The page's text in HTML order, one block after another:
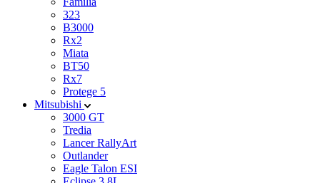
323
B3000
Rx2
Miata
BT50
Rx7
Protege 5
Mitsubishi
3000 GT
Tredia
Lancer RallyArt
Outlander
Eagle Talon ESI